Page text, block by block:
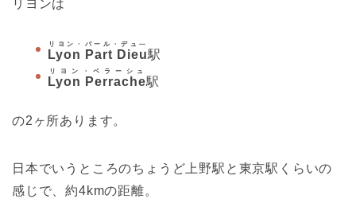
リヨンは
Lyon Part Dieu
リヨン・パール・デュ―
駅
Lyon Perrache
リヨン・ペラーシュ
駅
の2ヶ所あります。
日本でいうところのちょうど上野駅と東京駅くらいの
感じで、約4kmの距離。